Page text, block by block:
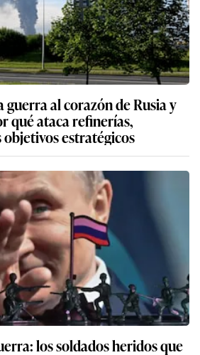
guerra al corazón de Rusia y
qué ataca refinerías,
estratégicos
los soldados heridos que